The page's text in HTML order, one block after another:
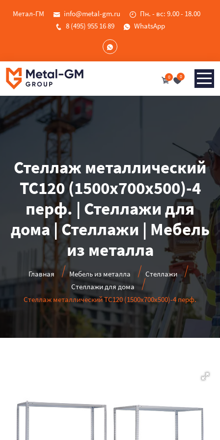
Метал-ГМ info@metal-gm.ru
Пн. - вс: 9.00 - 18.00
8 (495) 955 16 89
WhatsApp
0 0
Стеллаж металлический
ТС120 (1500х700х500)-4
перф. | Стеллажи для
дома | Стеллажи | Мебель
из металла
Главная Мебель из металла
Стеллажи
Стеллажи для дома
Стеллаж металлический ТС120 (1500х700х500)-4 перф.